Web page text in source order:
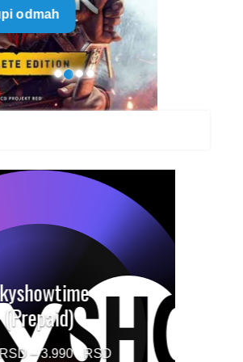
1.499 $
Kupi odmah
HBO MAX Premium
(Prepaid)
790 – 5.960 Price